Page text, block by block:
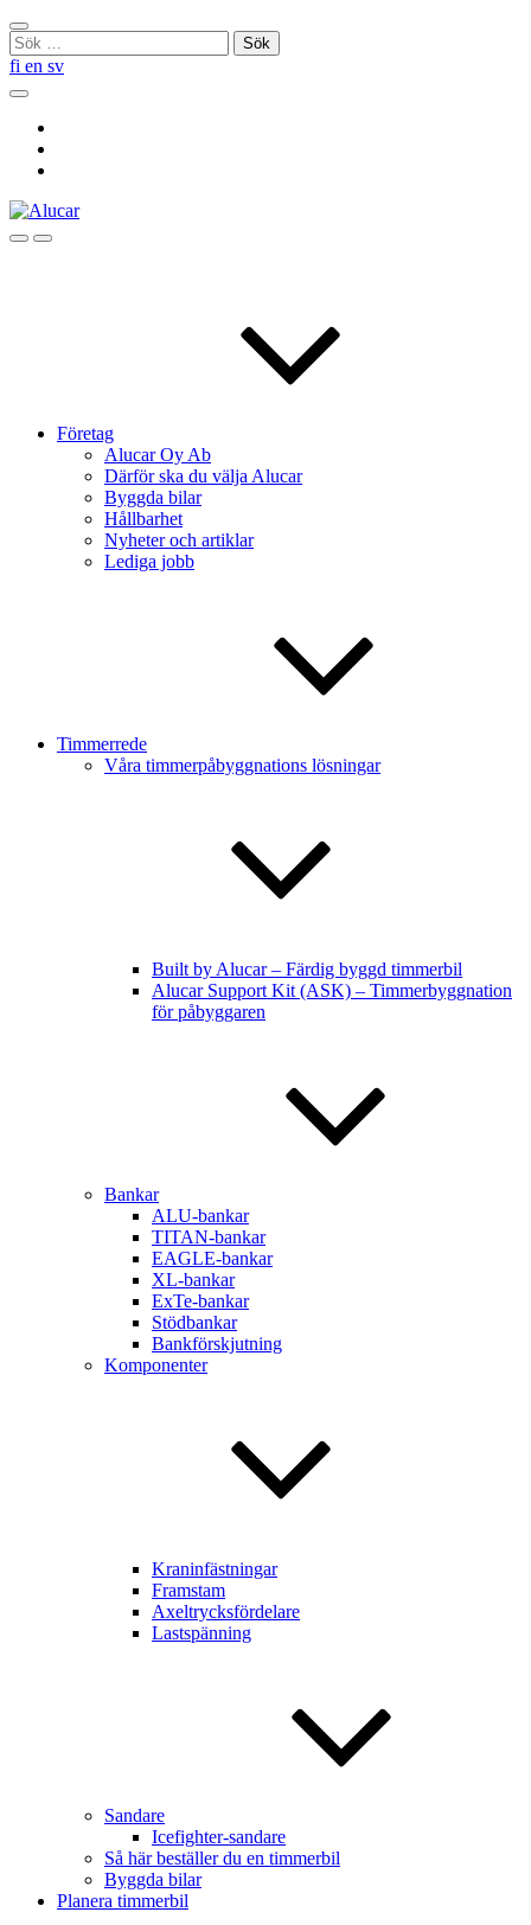
Skip
to
content
Stäng
sökningen
Sök
efter:
fi en sv
Sök
SökMenu
Företag
Alucar Oy Ab
Därför ska du välja Alucar
Byggda bilar
Hållbarhet
Nyheter och artiklar
Lediga jobb
Timmerrede
Våra timmerpåbyggnations lösningar
Built by Alucar – Färdig byggd timmerbil
Alucar Support Kit (ASK) – Timmerbyggnation
för påbyggaren
Bankar
ALU-bankar
TITAN-bankar
EAGLE-bankar
XL-bankar
ExTe-bankar
Stödbankar
Bankförskjutning
Komponenter
Kraninfästningar
Framstam
Axeltrycksfördelare
Lastspänning
Sandare
Icefighter-sandare
Så här beställer du en timmerbil
Byggda bilar
Planera timmerbil